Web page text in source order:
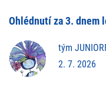
Ohlédnutí za 3. dnem
tým
2. 7. 2026